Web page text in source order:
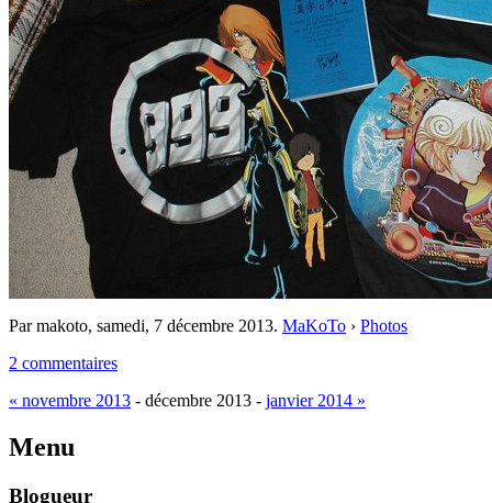
Par makoto, samedi, 7 décembre 2013. MaKoTo › Photos
2 commentaires
« novembre 2013 - décembre 2013 - janvier 2014 »
Menu
Blogueur